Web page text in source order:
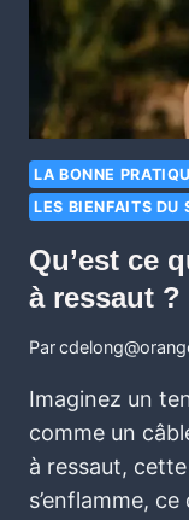
LA BONNE
LES BIENFAITS DU
Qu’est ce
à ressaut ?
Par
Imaginez un
comme un
à ressaut,
s’enflamme,